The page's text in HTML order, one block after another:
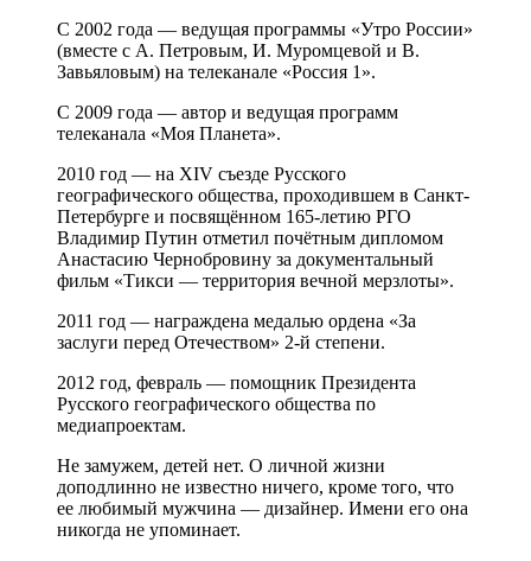
С 2002 года — ведущая программы «Утро России»
(вместе с А. Петровым, И. Муромцевой и В.
Завьяловым) на телеканале «Россия 1».
С 2009 года — автор и ведущая программ
телеканала «Моя Планета».
2010 год — на XIV съезде Русского
географического общества, проходившем в Санкт-
Петербурге и посвящённом 165-летию РГО
Владимир Путин отметил почётным дипломом
Анастасию Чернобровину за документальный
фильм «Тикси — территория вечной мерзлоты».
2011 год — награждена медалью ордена «За
заслуги перед Отечеством» 2-й степени.
2012 год, февраль — помощник Президента
Русского географического общества по
медиапроектам.
Не замужем, детей нет. О личной жизни
доподлинно не известно ничего, кроме того, что
ее любимый мужчина — дизайнер. Имени его она
никогда не упоминает.